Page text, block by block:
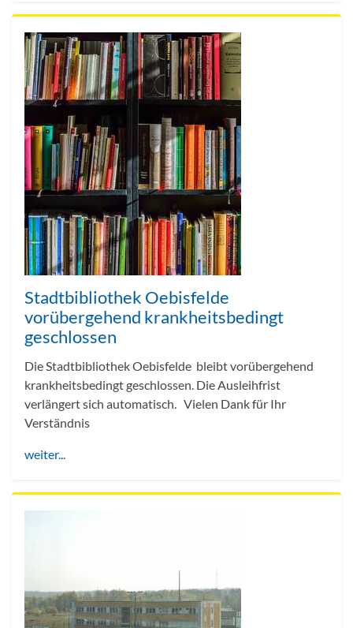
Stadtbibliothek Oebisfelde
vorübergehend krankheitsbedingt
geschlossen
Die Stadtbibliothek Oebisfelde bleibt vorübergehend
krankheitsbedingt geschlossen. Die Ausleihfrist
verlängert sich automatisch. Vielen Dank für Ihr
Verständnis
weiter...